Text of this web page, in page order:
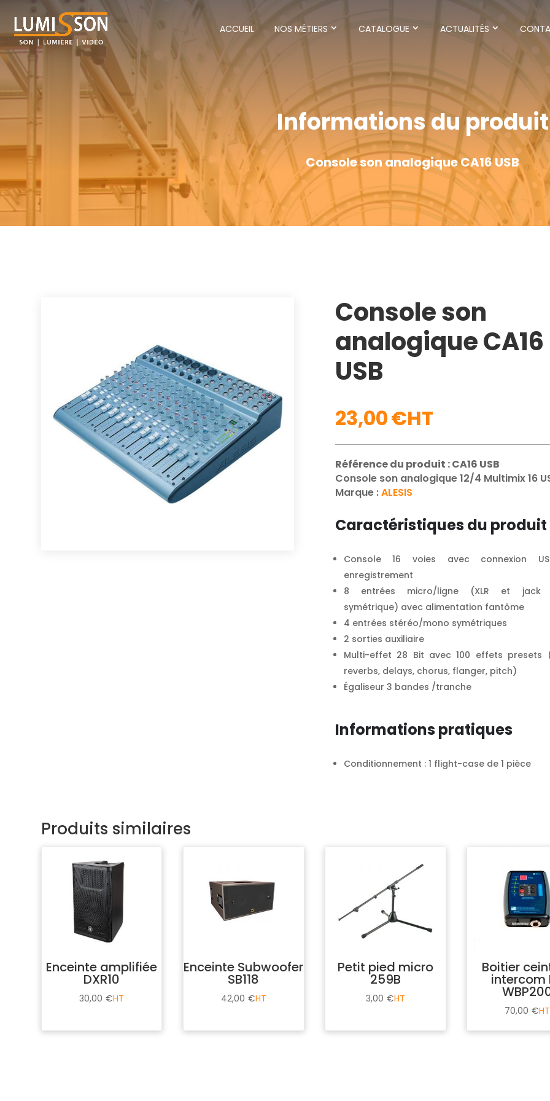
ACCUEIL NOS MÉTIERS CATALOGUE ACTUALITÉS
Informations du produit
Console son analogique CA16 USB
Console son
analogique CA16
USB
23,00€
Référence du produit : CA16 USB
Console son analogique 12/4 Multimix 16
Marque :ALESIS
Caractéristiques du produit
Console 16 voies avec connexion
enregistrement
8 entrées micro/ligne (XLR et jack
symétrique) avec alimentation fantôme
4 entrées stéréo/mono symétriques
2 sorties auxiliaire
Multi-effet 28 Bit avec 100 effets presets
reverbs, delays, chorus, flanger, pitch)
Égaliseur 3 bandes /tranche
Informations pratiques
Conditionnement : 1 flight-case de 1 pièce
Produits similaires
Enceinte amplifiée
DXR10
30,00 €
Enceinte Subwoofer
SB118
42,00 €
Petit pied micro
259B
3,00 €
Boitier
intercom
70,00 €